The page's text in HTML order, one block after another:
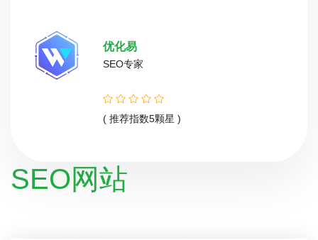
优化易
SEO专家
( 推荐指数5颗星 )
SEO网站